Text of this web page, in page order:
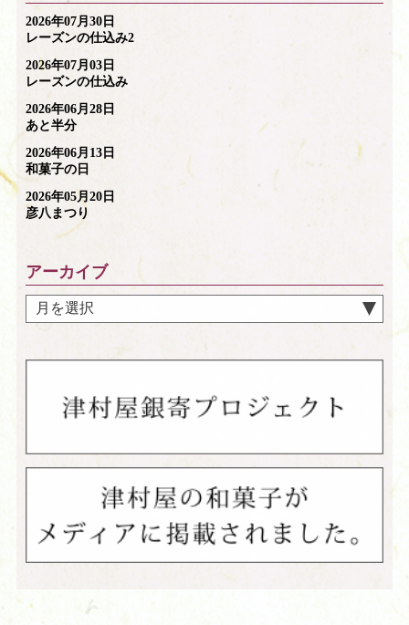
2026年07月30日
レーズンの仕込み2
2026年07月03日
レーズンの仕込み
2026年06月28日
あと半分
2026年06月13日
和菓子の日
2026年05月20日
彦八まつり
アーカイブ